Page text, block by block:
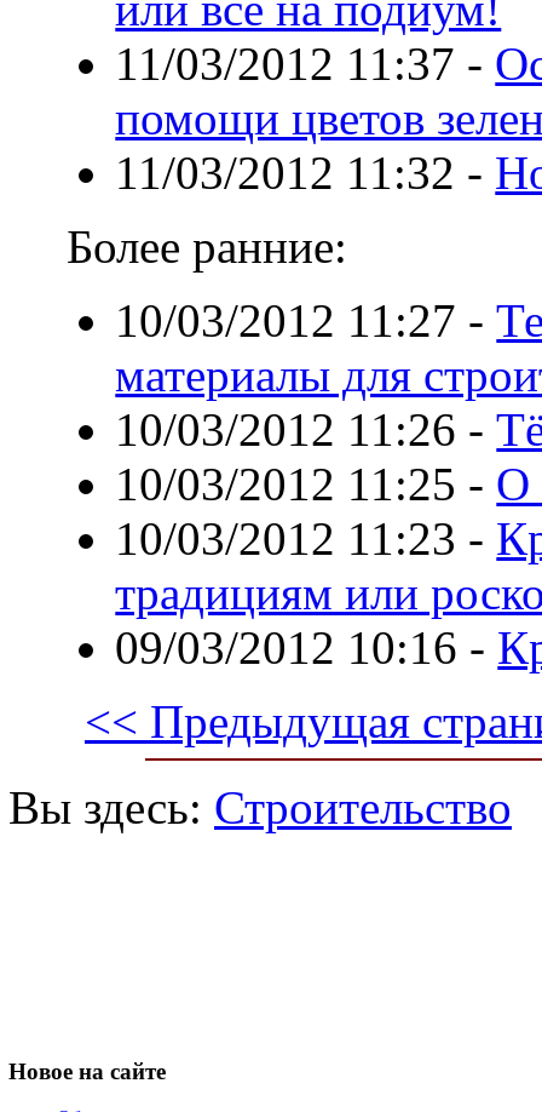
11/03/2012 11:37 -
помощи цветов
11/03/2012 11:32 -
Более ранние:
10/03/2012 11:27 -
материалы для
10/03/2012 11:26 -
10/03/2012 11:25 - О
10/03/2012 11:23 -
традициям или
09/03/2012 10:16 -
<< Предыдущая
Вы здесь: Строительство
Новое на сайте